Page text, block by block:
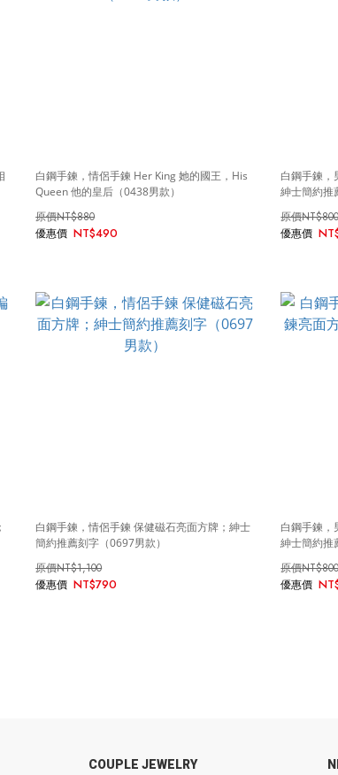
白鋼手鍊，情侶手鍊 Her King 她的國王，His
Queen 他的皇后（0438男款）
NT$880
NT$490
白鋼手鍊，
紳士簡約推
白鋼手鍊，情侶手鍊 保健磁石亮面方牌；紳士
簡約推薦刻字（0697男款）
NT$1,100
NT$790
白鋼手鍊，
紳士簡約推
COUPLE JEWELRY